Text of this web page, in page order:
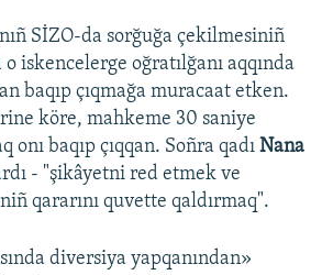
SİZO-da sorğuğa çekilmesiniñ
iskencelerge oğratılğanı aqqında
baqıp çıqmağa muracaat etken.
köre, mahkeme 30 saniye
baqıp çıqqan. Soñra qadı Nana
- "şikâyetni red etmek ve
qararını quvette qaldırmaq".
diversiya yapqanından»